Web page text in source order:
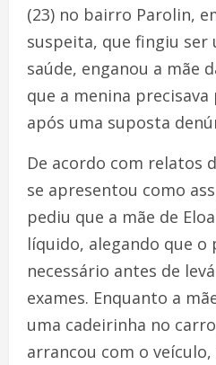
(23) no bairro Parolin,
suspeita, que fingiu ser
saúde, enganou a mãe
que a menina
após uma suposta
De acordo com relatos
se apresentou como
pediu que a mãe de
líquido, alegando que
necessário antes de
exames. Enquanto a
uma cadeirinha no
arrancou com o